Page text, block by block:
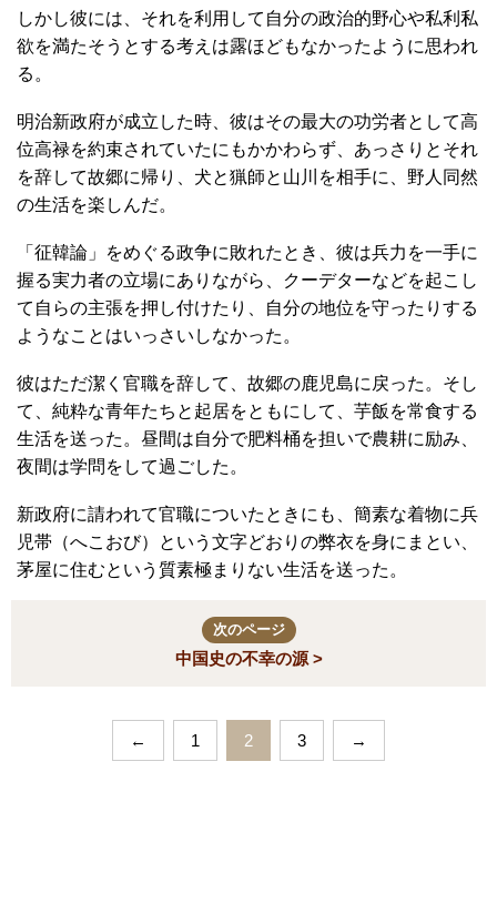
しかし彼には、それを利用して自分の政治的野心や私利私
欲を満たそうとする考えは露ほどもなかったように思われ
る。
明治新政府が成立した時、彼はその最大の功労者として高
位高禄を約束されていたにもかかわらず、あっさりとそれ
を辞して故郷に帰り、犬と猟師と山川を相手に、野人同然
の生活を楽しんだ。
「征韓論」をめぐる政争に敗れたとき、彼は兵力を一手に
握る実力者の立場にありながら、クーデターなどを起こし
て自らの主張を押し付けたり、自分の地位を守ったりする
ようなことはいっさいしなかった。
彼はただ潔く官職を辞して、故郷の鹿児島に戻った。そし
て、純粋な青年たちと起居をともにして、芋飯を常食する
生活を送った。昼間は自分で肥料桶を担いで農耕に励み、
夜間は学問をして過ごした。
新政府に請われて官職についたときにも、簡素な着物に兵
児帯（へこおび）という文字どおりの弊衣を身にまとい、
茅屋に住むという質素極まりない生活を送った。
次のページ
中国史の不幸の源 >
← 1 2 3 →